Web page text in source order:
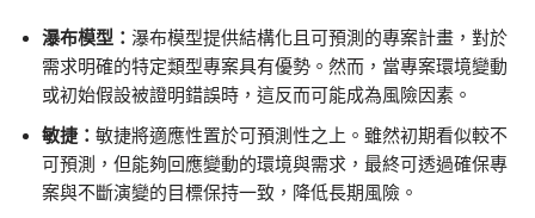
瀑布模型： 瀑布模型提供結構化且可預測的專案計畫，對於
需求明確的特定類型專案具有優勢。然而，當專案環境變動
或初始假設被證明錯誤時，這反而可能成為風險因素。
敏捷： 敏捷將適應性置於可預測性之上。雖然初期看似較不
可預測，但能夠回應變動的環境與需求，最終可透過確保專
案與不斷演變的目標保持一致，降低長期風險。